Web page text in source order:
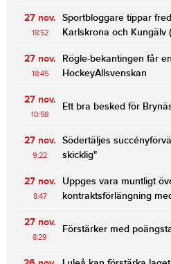
27 nov.
18:52
Sportbloggare tippar
Karlskrona och Kungälv
27 nov.
18:45
Rögle-bekantingen får
HockeyAllsvenskan
27 nov.
10:58
Ett bra besked för
27 nov.
9:22
Södertäljes
skicklig"
27 nov.
8:47
Uppges vara muntligt
kontraktsförlängning
27 nov.
8:29
Förstärker med